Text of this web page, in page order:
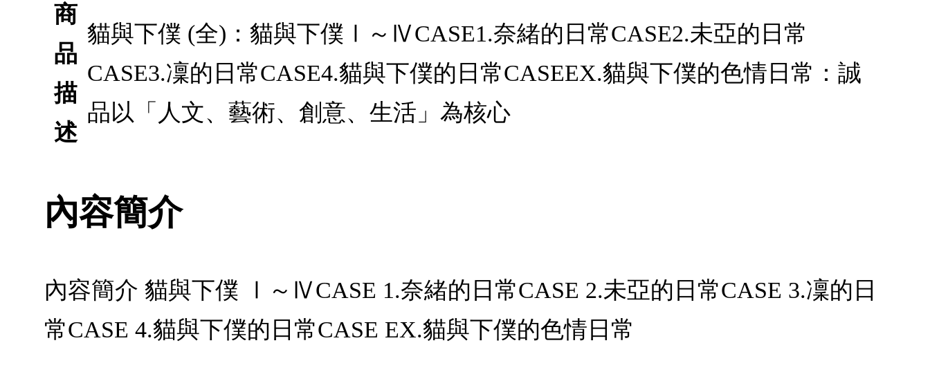
商
品
描
述
貓與下僕 (全)：貓與下僕Ⅰ～ⅣCASE1.奈緒的日常CASE2.未亞的日常
CASE3.凜的日常CASE4.貓與下僕的日常CASEEX.貓與下僕的色情日常：誠
品以「人文、藝術、創意、生活」為核心
內容簡介
內容簡介 貓與下僕 Ⅰ～ⅣCASE 1.奈緒的日常CASE 2.未亞的日常CASE 3.凜的日
常CASE 4.貓與下僕的日常CASE EX.貓與下僕的色情日常